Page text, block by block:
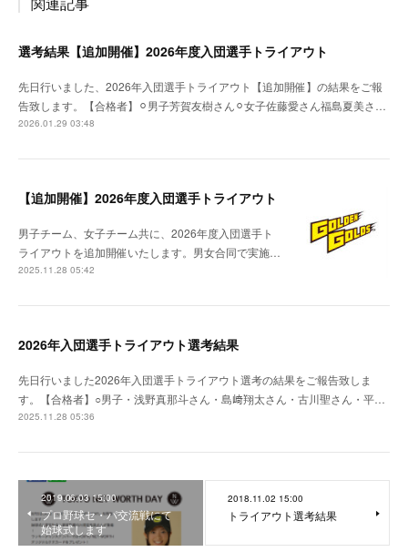
選考結果【追加開催】2026年度入団選手トライアウト
先日行いました、2026年入団選手トライアウト【追加開催】の結果をご報
告致します。【合格者】⚪︎男子芳賀友樹さん⚪︎女子佐藤愛さん福島夏美さ…
2026.01.29 03:48
【追加開催】2026年度入団選手トライアウト
男子チーム、女子チーム共に、2026年度入団選手ト
ライアウトを追加開催いたします。男女合同で実施…
2025.11.28 05:42
2026年入団選手トライアウト選考結果
先日行いました2026年入団選手トライアウト選考の結果をご報告致しま
す。【合格者】○男子・浅野真那斗さん・島﨑翔太さん・古川聖さん・平…
2025.11.28 05:36
2019.06.03 15:00
プロ野球セ・パ交流戦にて
始球式します
2018.11.02 15:00
トライアウト選考結果